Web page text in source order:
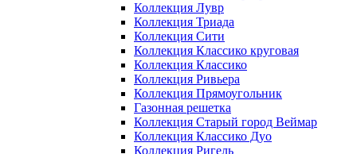
Коллекция Лувр
Коллекция Триада
Коллекция Сити
Коллекция Классико круговая
Коллекция Классико
Коллекция Ривьера
Коллекция Прямоугольник
Газонная решетка
Коллекция Старый город Веймар
Коллекция Классико Дуо
Коллекция Ригель